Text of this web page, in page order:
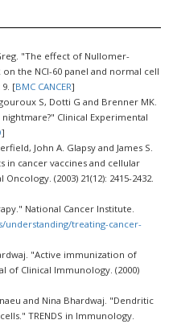
"The effect of Nullomer-
on the NCI-60 panel and normal cell
9. [BMC CANCER]
S, Dotti G and Brenner MK.
Clinical Experimental
]
John A. Glapsy and James S.
cancer vaccines and cellular
(2003) 21(12): 2415-2432.
National Cancer Institute.
understanding/treating-cancer-
"Active immunization of
of Clinical Immunology. (2000)
and Nina Bhardwaj. "Dendritic
TRENDS in Immunology.